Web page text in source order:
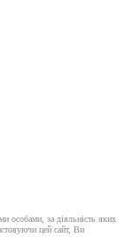
особами, за діяльність яких
цей сайт, Ви